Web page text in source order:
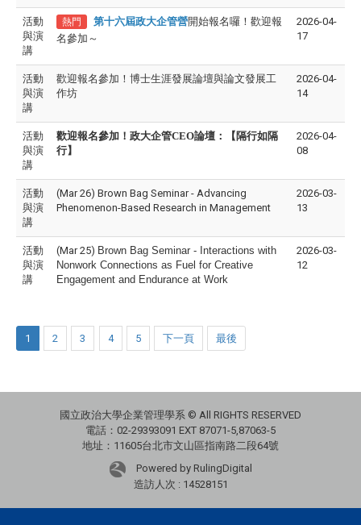
活動
與演
講
熱門 第十六屆政大企管營開始報名囉！歡迎報
名參加～
2026-04-
17
活動
與演
講
歡迎報名參加！博士生涯發展論壇與論文發展工
作坊
2026-04-
14
活動
與演
講
歡迎報名參加！政大企管CEO論壇：【隔行如隔
行】
2026-04-
08
活動
與演
講
(Mar 26) Brown Bag Seminar - Advancing
Phenomenon-Based Research in Management
2026-03-
13
活動
與演
講
(Mar 25) Brown Bag Seminar - Interactions with
Nonwork Connections as Fuel for Creative
Engagement and Endurance at Work
2026-03-
12
1 2 3 4 5 下一頁 最後
國立政治大學企業管理學系 © All RIGHTS RESERVED
電話：02-29393091 EXT 87071-5,87063-5
地址：11605台北市文山區指南路二段64號
Powered by RulingDigital
造訪人次 : 14528151